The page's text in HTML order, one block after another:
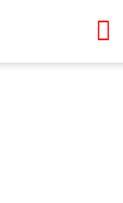
×